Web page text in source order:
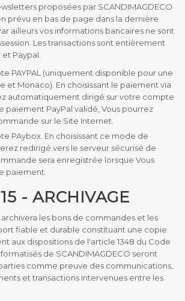
proposées par SCANDIMAGDECO
prévu en bas de page dans la dernière
ailleurs vos informations bancaires ne sont
Les transactions sont entièrement
Paypal.
PAYPAL (uniquement disponible pour une
et Monaco). En choisissant le paiement via
automatiquement dirigé sur votre compte
paiement PayPal validé, Vous pourrez
sur le Site Internet.
PAybox. En choisissant ce mode de
redirigé vers le serveur sécurisé de
sera enregistrée lorsque Vous
paiement.
- ARCHIVAGE
archivera les bons de commandes et les
fiable et durable constituant une copie
aux dispositions de l'article 1348 du Code
de SCANDIMAGDECO seront
comme preuve des communications,
et transactions intervenues entre les